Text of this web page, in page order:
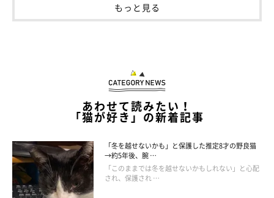
もっと見る
あわせて読みたい！
「猫が好き」の新着記事
「冬を越せないかも」と保護した推定8才の野良猫
→約5年後、腕 …
「このままでは冬を越せないかもしれない」と心配
され、保護され …